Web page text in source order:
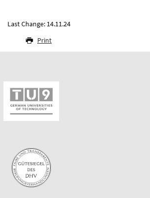
Last Change: 14.11.24
Print